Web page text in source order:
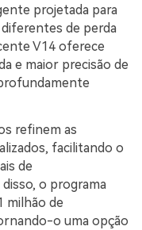
projetada para
diferentes de perda
V14 oferece
e maior precisão de
refinem as
facilitando o
de
o programa
milhão de
o uma opção